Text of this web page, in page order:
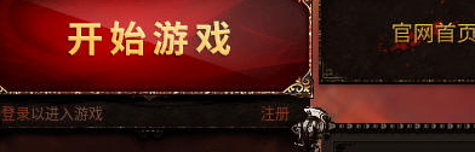
登录以进入游戏 注册